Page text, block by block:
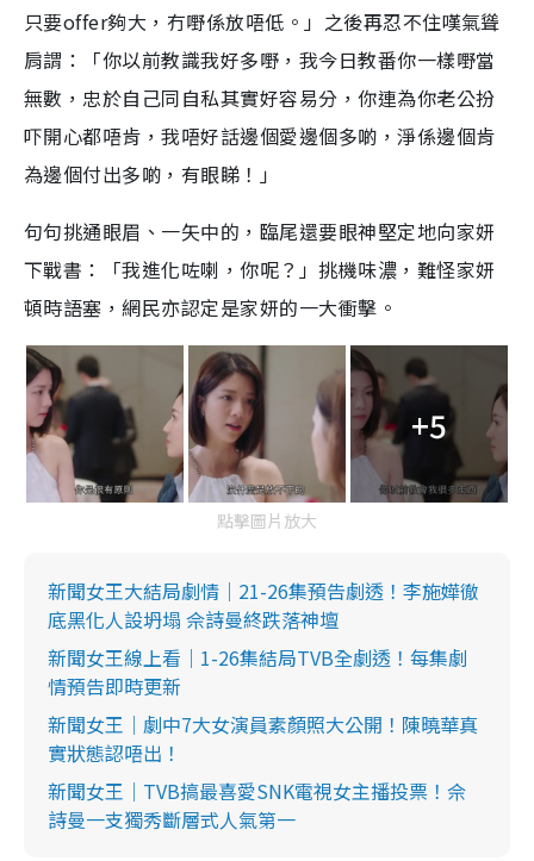
只要offer夠大，冇嘢係放唔低。」之後再忍不住嘆氣聳
肩謂：「你以前教識我好多嘢，我今日教番你一樣嘢當
無數，忠於自己同自私其實好容易分，你連為你老公扮
吓開心都唔肯，我唔好話邊個愛邊個多啲，淨係邊個肯
為邊個付出多啲，有眼睇！」
句句挑通眼眉、一矢中的，臨尾還要眼神堅定地向家妍
下戰書：「我進化咗喇，你呢？」挑機味濃，難怪家妍
頓時語塞，網民亦認定是家妍的一大衝擊。
+5
點擊圖片放大
新聞女王大結局劇情｜21-26集預告劇透！李施嬅徹
底黑化人設坍塌 佘詩曼終跌落神壇
新聞女王線上看｜1-26集結局TVB全劇透！每集劇
情預告即時更新
新聞女王｜劇中7大女演員素顏照大公開！陳曉華真
實狀態認唔出！
​​新聞女王｜TVB搞最喜愛SNK電視女主播投票！佘
詩曼一支獨秀斷層式人氣第一